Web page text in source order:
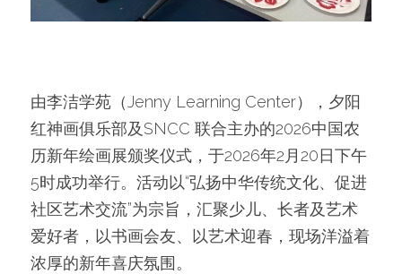
由李洁学苑（Jenny Learning Center），夕阳
红神画俱乐部及SNCC 联合主办的2026中国农
历新年绘画展颁奖仪式，于2026年2月20日下午
5时成功举行。活动以“弘扬中华传统文化、促进
社区艺术交流”为宗旨，汇聚少儿、长者及艺术
爱好者，以书画会友、以艺术迎春，现场洋溢着
浓厚的新年喜庆氛围。